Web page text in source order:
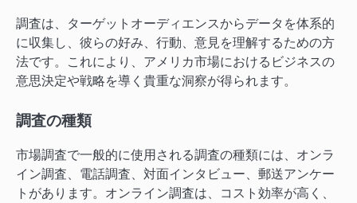
調査は、ターゲットオーディエンスからデータを体系的
に収集し、彼らの好み、行動、意見を理解するための方
法です。これにより、アメリカ市場におけるビジネスの
意思決定や戦略を導く貴重な洞察が得られます。
調査の種類
市場調査で一般的に使用される調査の種類には、オンラ
イン調査、電話調査、対面インタビュー、郵送アンケー
トがあります。オンライン調査は、コスト効率が高く、